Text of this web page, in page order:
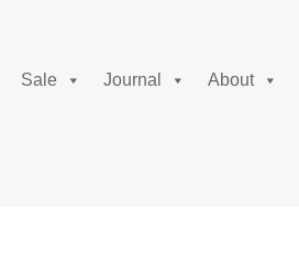
Sale Journal About